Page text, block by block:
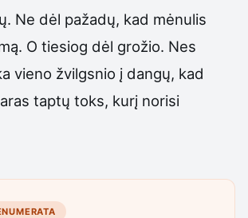
Ne dėl pažadų, kad mėnulis
O tiesiog dėl grožio. Nes
vieno žvilgsnio į dangų, kad
taptų toks, kurį norisi